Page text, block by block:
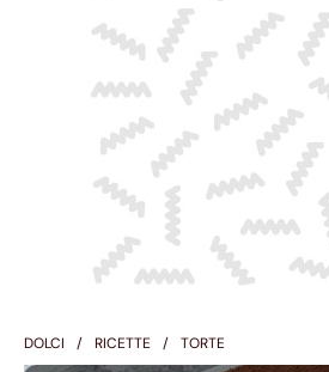
DOLCI RICETTE TORTE